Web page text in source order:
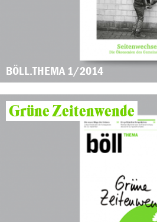
BÖLL.THEMA 1/2014
Grüne Zeitenwende